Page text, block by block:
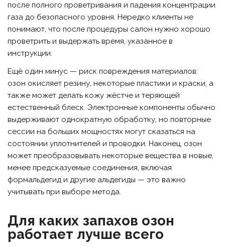
после полного проветривания и падения концентрации
газа до безопасного уровня. Нередко клиенты не
понимают, что после процедуры салон нужно хорошо
проветрить и выдержать время, указанное в
инструкции.
Ещё один минус — риск повреждения материалов:
озон окисляет резину, некоторые пластики и краски, а
также может делать кожу жёстче и теряющей
естественный блеск. Электронные компоненты обычно
выдерживают однократную обработку, но повторные
сессии на больших мощностях могут сказаться на
состоянии уплотнителей и проводки. Наконец, озон
может преобразовывать некоторые вещества в новые,
менее предсказуемые соединения, включая
формальдегид и другие альдегиды — это важно
учитывать при выборе метода.
Для каких запахов озон
работает лучше всего